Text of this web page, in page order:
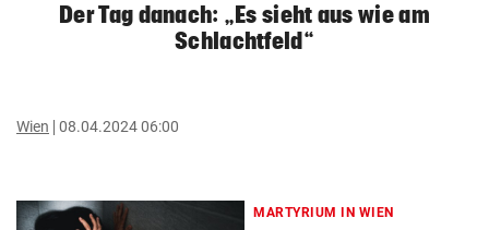
Der Tag danach: „Es sieht aus wie am
Schlachtfeld“
Wien 08.04.2024 06:00
MARTYRIUM IN WIEN